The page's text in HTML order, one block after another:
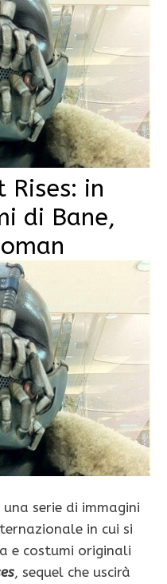
Rises: in
di Bane,
una serie di immagini
in cui si
e costumi originali
, sequel che uscirà